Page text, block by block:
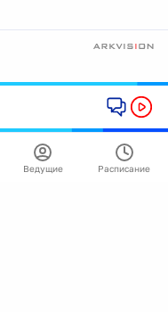
Ведущие Расписание